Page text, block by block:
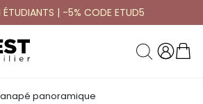
ÉTUDIANTS | -5% CODE ETUD5
panoramique